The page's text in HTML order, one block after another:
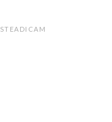
STEADICAM